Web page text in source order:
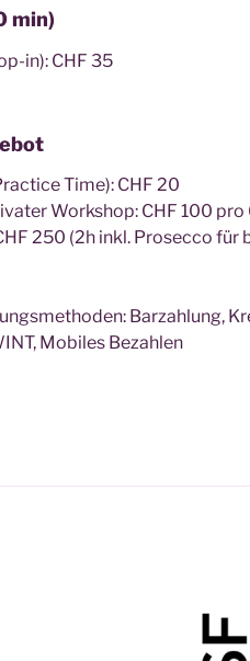
min)
in): CHF 35
Time): CHF 20
Workshop: CHF 100 pro
250 (2h inkl. Prosecco für
Barzahlung,
Mobiles Bezahlen